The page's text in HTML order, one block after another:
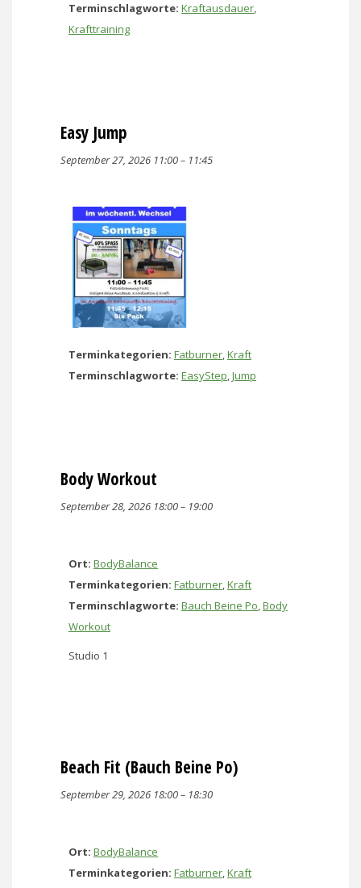
Terminschlagworte: Kraftausdauer,
Krafttraining
Easy Jump
September 27, 2026 11:00– 11:45
Terminkategorien: Fatburner,Kraft
Terminschlagworte: EasyStep,Jump
Body Workout
September 28, 2026 18:00– 19:00
Ort: BodyBalance
Terminkategorien: Fatburner,Kraft
Terminschlagworte: Bauch Beine Po,Body
Workout
Studio 1
Beach Fit (Bauch Beine Po)
September 29, 2026 18:00– 18:30
Ort: BodyBalance
Terminkategorien: Fatburner,Kraft